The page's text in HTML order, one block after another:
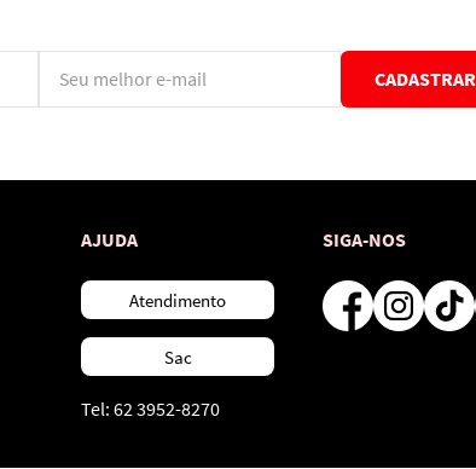
CADASTRAR
AJUDA
Atendimento
Sac
Tel: 62 3952-8270
SIGA-NOS